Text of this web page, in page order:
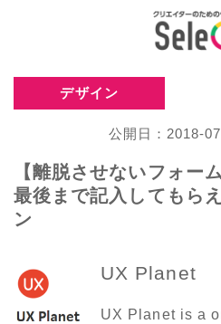
デザイン
公開日：2018-
【離脱させないフォー
最後まで記入してもら
ン
UX Planet
UX Planet is a